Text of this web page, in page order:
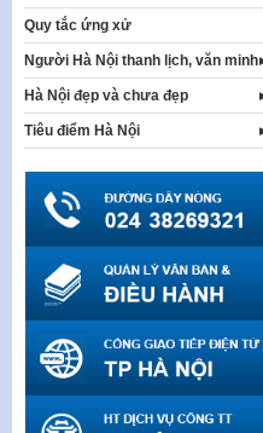
Quy tắc ứng xử
Người Hà Nội thanh lịch, văn minh
Hà Nội đẹp và chưa đẹp
Tiêu điểm Hà Nội